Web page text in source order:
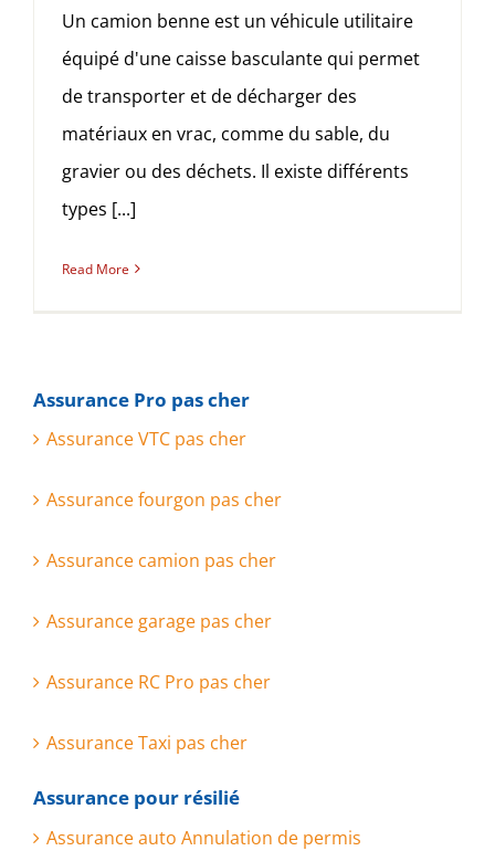
Un camion benne est un véhicule utilitaire
équipé d'une caisse basculante qui permet
de transporter et de décharger des
matériaux en vrac, comme du sable, du
gravier ou des déchets. Il existe différents
types [...]
Read More
Assurance Pro pas cher
Assurance VTC pas cher
Assurance fourgon pas cher
Assurance camion pas cher
Assurance garage pas cher
Assurance RC Pro pas cher
Assurance Taxi pas cher
Assurance pour résilié
Assurance auto Annulation de permis